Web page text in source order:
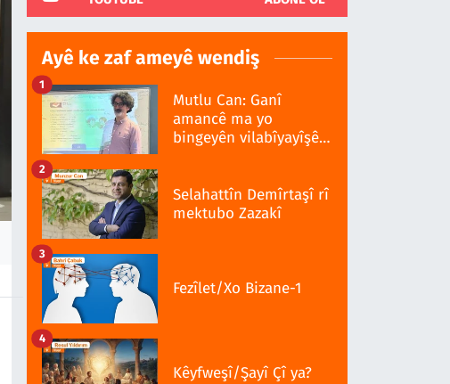
Ayê ke zaf ameyê wendiş
Mutlu Can: Ganî
amancê ma yo
bingeyên vilabîyayîşê
1
Selahattîn Demîrtaşî rî
mektubo Zazakî
2
Fezîlet/Xo Bizane-1
3
Kêyfweşî/Şayî Çî ya?
4